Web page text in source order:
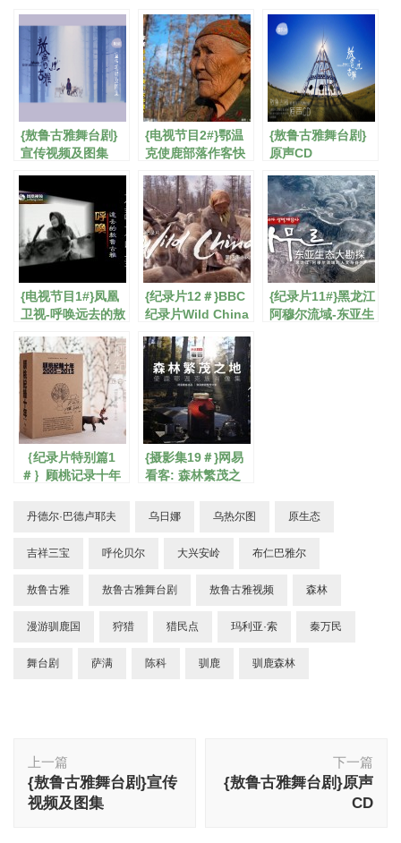
{敖鲁古雅舞台剧}
宣传视频及图集
{电视节目2#}鄂温
克使鹿部落作客快
{敖鲁古雅舞台剧}
原声CD
{电视节目1#}凤凰
卫视-呼唤远去的敖
{纪录片12＃}BBC
纪录片Wild China
{纪录片11#}黑龙江
阿穆尔流域-东亚生
｛纪录片特别篇1
＃｝顾桃记录十年
{摄影集19＃}网易
看客: 森林繁茂之
丹德尔·巴德卢耶夫 乌日娜 乌热尔图 原生态
吉祥三宝 呼伦贝尔 大兴安岭 布仁巴雅尔
敖鲁古雅 敖鲁古雅舞台剧 敖鲁古雅视频 森林
漫游驯鹿国 狩猎 猎民点 玛利亚·索 秦万民
舞台剧 萨满 陈科 驯鹿 驯鹿森林
文
导
航
上一篇
{敖鲁古雅舞台剧}宣传
视频及图集
下一篇
{敖鲁古雅舞台剧}原声
CD